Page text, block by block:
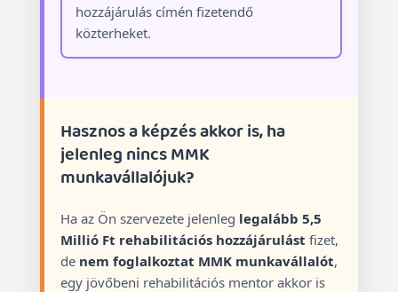
hozzájárulás címén fizetendő
közterheket.
Hasznos a képzés akkor is, ha
jelenleg nincs MMK
munkavállalójuk?
Ha az Ön szervezete jelenleg legalább 5,5
Millió Ft rehabilitációs hozzájárulást fizet,
de nem foglalkoztat MMK munkavállalót,
egy jövőbeni rehabilitációs mentor akkor is